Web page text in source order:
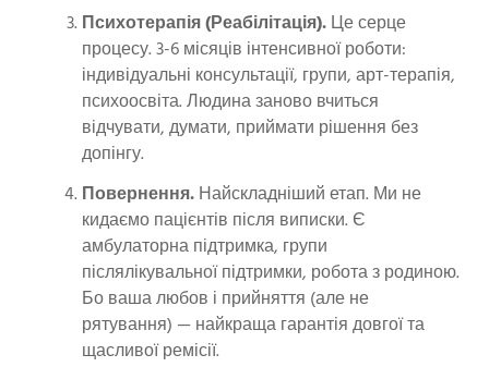
Психотерапія (Реабілітація).Це серце
процесу. 3-6 місяців інтенсивної роботи:
індивідуальні консультації, групи, арт-терапія,
психоосвіта. Людина заново вчиться
відчувати, думати, приймати рішення без
допінгу.
Повернення.Найскладніший етап. Ми не
кидаємо пацієнтів після виписки. Є
амбулаторна підтримка, групи
післялікувальної підтримки, робота з родиною.
Бо ваша любов і прийняття (але не
рятування) — найкраща гарантія довгої та
щасливої ремісії.